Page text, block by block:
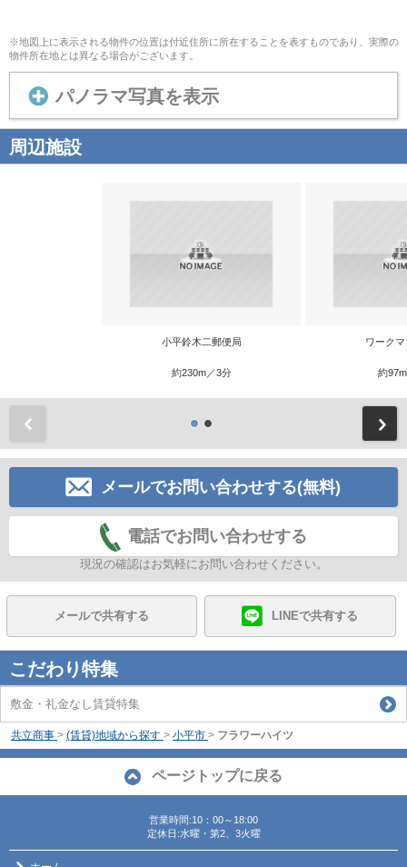
※地図上に表示される物件の位置は付近住所に所在することを表すものであり、実際の
物件所在地とは異なる場合がございます。
パノラマ写真を表示
周辺施設
小平鈴木二郵便局
約230m／3分
ワーク
約
メールでお問い合わせする(無料)
電話でお問い合わせする
現況の確認はお気軽にお問い合わせください。
メールで共有する LINEで共有する
こだわり特集
敷金・礼金なし賃貸特集
共立商事 > (賃貸)地域から探す > 小平市 > フラワーハイツ
ページトップに戻る
営業時間:10：00～18:00
定休日:水曜・第2、3火曜